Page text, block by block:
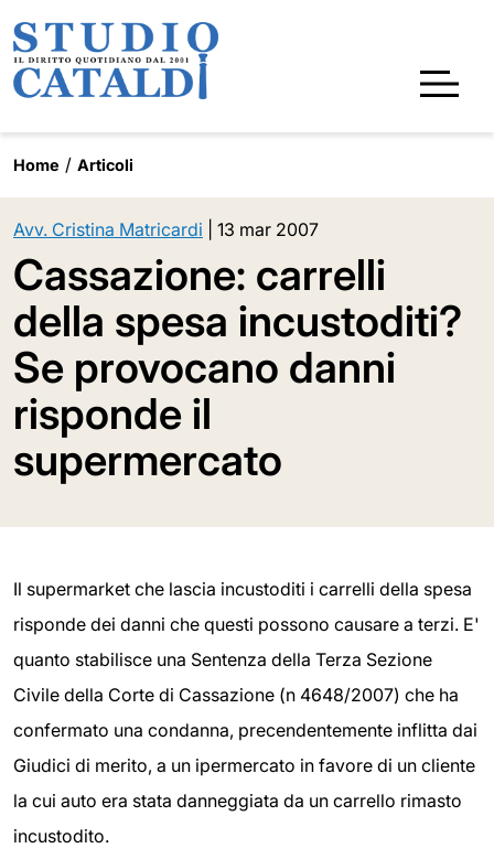
Home Articoli
Avv. Cristina Matricardi 13 mar 2007
Cassazione: carrelli
della spesa incustoditi?
Se provocano danni
risponde il
supermercato
Il supermarket che lascia incustoditi i carrelli della spesa
risponde dei danni che questi possono causare a terzi. E'
quanto stabilisce una Sentenza della Terza Sezione
Civile della Corte di Cassazione (n 4648/2007) che ha
confermato una condanna, precendentemente inflitta dai
Giudici di merito, a un ipermercato in favore di un cliente
la cui auto era stata danneggiata da un carrello rimasto
incustodito.